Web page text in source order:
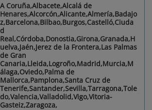
A Coruña,Albacete,Alcalá de
Henares,Alcorcón,Alicante,Almería,Badajo
z,Barcelona,Bilbao,Burgos,Castelló,Ciuda
d
Real,Córdoba,Donostia,Girona,Granada,H
uelva,Jaén,Jerez de la Frontera,Las Palmas
de Gran
Canaria,Lleida,Logroño,Madrid,Murcia,M
álaga,Oviedo,Palma de
Mallorca,Pamplona,Santa Cruz de
Tenerife,Santander,Sevilla,Tarragona,Tole
do,Valencia,Valladolid,Vigo,Vitoria-
Gasteiz,Zaragoza,